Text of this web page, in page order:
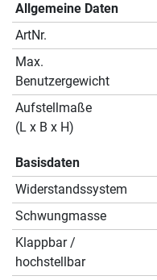
Allgemeine Daten
ArtNr.
Max.
Benutzergewicht
Aufstellmaße
(L x B x H)
Basisdaten
Widerstandssystem
Schwungmasse
Klappbar /
hochstellbar